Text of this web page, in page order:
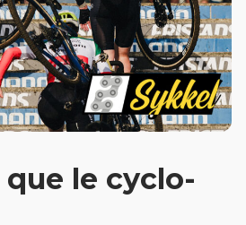
que le cyclo-